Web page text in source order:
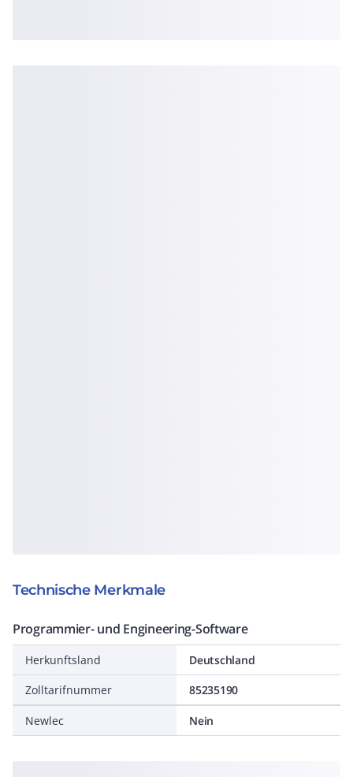
Technische Merkmale
Programmier- und Engineering-Software
Herkunftsland
Deutschland
Zolltarifnummer
85235190
Newlec Nein